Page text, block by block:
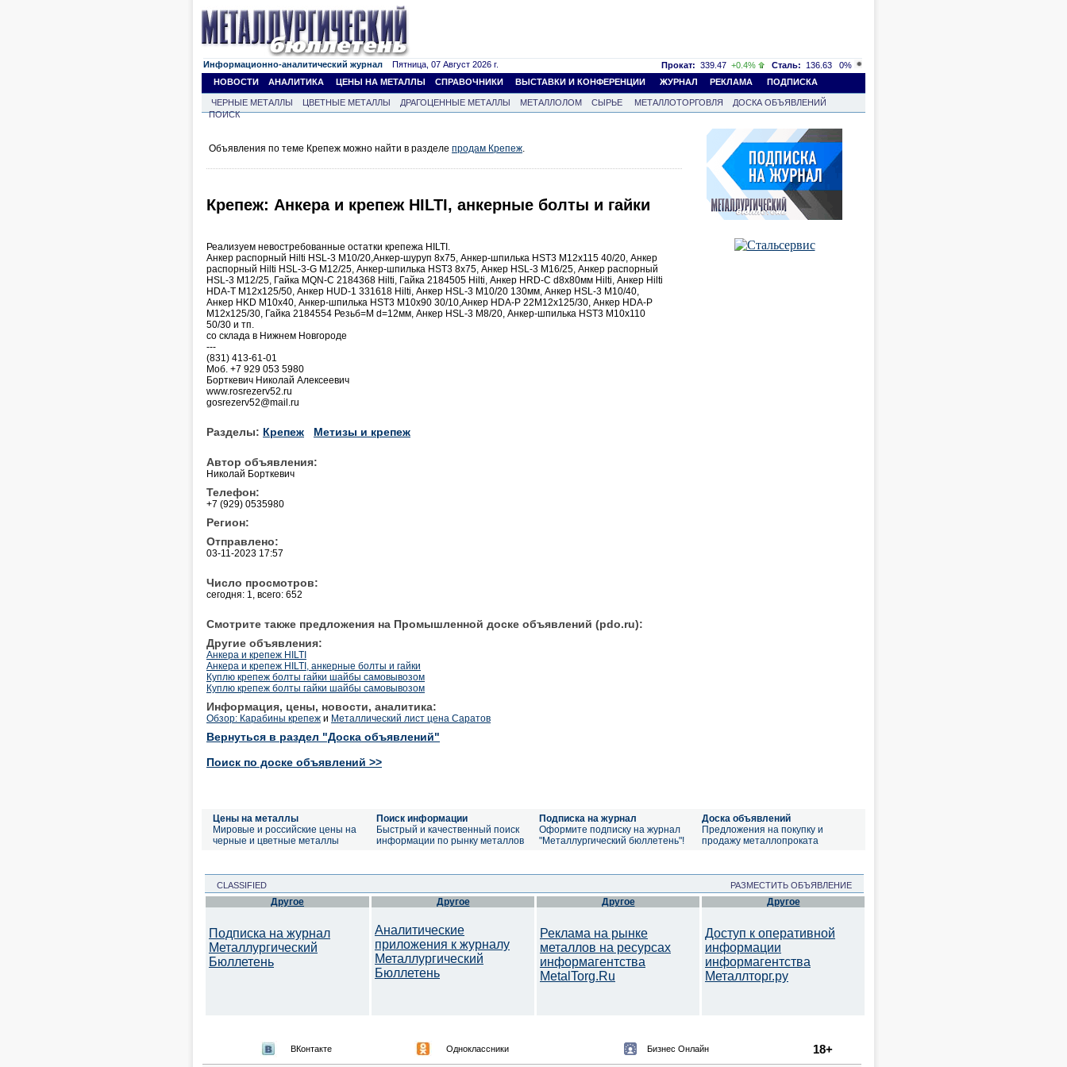
Информационно-аналитический журнал Пятница, 07 Август 2026 г. Прокат: 339.47 +0.4% Сталь: 136.63
0%
НОВОСТИ
АНАЛИТИКА ЦЕНЫ НА МЕТАЛЛЫ СПРАВОЧНИКИ ВЫСТАВКИ И КОНФЕРЕНЦИИ ЖУРНАЛ РЕКЛАМА ПОДПИСКА
ЧЕРНЫЕ МЕТАЛЛЫ ЦВЕТНЫЕ МЕТАЛЛЫ ДРАГОЦЕННЫЕ МЕТАЛЛЫ МЕТАЛЛОЛОМ СЫРЬЕ МЕТАЛЛОТОРГОВЛЯ
ДОСКА ОБЪЯВЛЕНИЙ
ПОИСК
Объявления по теме Крепеж можно найти в разделе продам Крепеж.
Крепеж: Анкера и крепеж HILTI, анкерные болты и гайки
Реализуем невостребованные остатки крепежа HILTI.
Анкер распорный Hilti HSL-3 М10/20,Анкер-шуруп 8х75, Анкер-шпилька HST3 M12х115 40/20, Анкер
распорный Hilti HSL-3-G М12/25, Анкер-шпилька HST3 8х75, Анкер HSL-3 M16/25, Анкер распорный
HSL-3 М12/25, Гайка MQN-C 2184368 Hilti, Гайка 2184505 Hilti, Анкер HRD-C d8х80мм Hilti, Анкер Hilti
HDA-T М12х125/50, Анкер HUD-1 331618 Hilti, Анкер HSL-3 M10/20 130мм, Анкер HSL-3 M10/40,
Анкер HKD M10х40, Анкер-шпилька HST3 M10x90 30/10,Анкер HDA-P 22M12х125/30, Анкер HDA-P
M12x125/30, Гайка 2184554 Резьб=M d=12мм, Анкер HSL-3 M8/20, Анкер-шпилька HST3 M10x110
50/30 и тп.
со склада в Нижнем Новгороде
---
(831) 413-61-01
Моб. +7 929 053 5980
Борткевич Николай Алексеевич
www.rosrezerv52.ru
gosrezerv52@mail.ru
Разделы: Крепеж Метизы и крепеж
Автор объявления:
Николай Борткевич
Телефон:
+7 (929) 0535980
Регион:
Отправлено:
03-11-2023 17:57
Число просмотров:
сегодня: 1, всего: 652
Смотрите также предложения на Промышленной доске объявлений (pdo.ru):
Другие объявления:
Анкера и крепеж HILTI
Анкера и крепеж HILTI, анкерные болты и гайки
Куплю крепеж болты гайки шайбы самовывозом
Куплю крепеж болты гайки шайбы самовывозом
Информация, цены, новости, аналитика:
Обзор: Карабины крепеж и Металлический лист цена Саратов
Вернуться в раздел "Доска объявлений"
Поиск по доске объявлений >>
Цены на металлы
Мировые и российские цены на
черные и цветные металлы
Поиск информации
Быстрый и качественный поиск
информации по рынку металлов
Подписка на журнал
Оформите подписку на журнал
"Металлургический бюллетень"!
Доска объявлений
Предложения на покупку и
продажу металлопроката
CLASSIFIED РАЗМЕСТИТЬ ОБЪЯВЛЕНИЕ
Другое
Подписка на журнал
Металлургический
Бюллетень
Другое
Аналитические
приложения к журналу
Металлургический
Бюллетень
Другое
Реклама на рынке
металлов на ресурсах
информагентства
MetalTorg.Ru
Другое
Доступ к оперативной
информации
информагентства
Металлторг.ру
ВКонтакте Одноклассники Бизнес Онлайн 18+